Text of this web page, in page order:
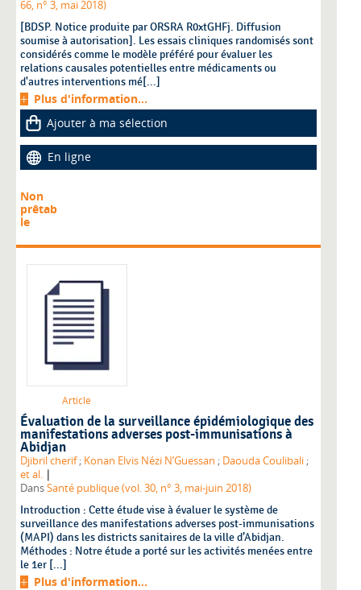
66, n° 3, mai 2018)
[BDSP. Notice produite par ORSRA R0xtGHFj. Diffusion
soumise à autorisation]. Les essais cliniques randomisés sont
considérés comme le modèle préféré pour évaluer les
relations causales potentielles entre médicaments ou
d'autres interventions mé[...]
Plus d'information...
Ajouter à ma sélection
En ligne
Non
prêtab
le
Article
Évaluation de la surveillance épidémiologique des
manifestations adverses post-immunisations à
Abidjan
Djibril cherif ; Konan Elvis Nézi N’Guessan ; Daouda Coulibali ;
et al. |
DansSanté publique (vol. 30, n° 3, mai-juin 2018)
Introduction : Cette étude vise à évaluer le système de
surveillance des manifestations adverses post-immunisations
(MAPI) dans les districts sanitaires de la ville d’Abidjan.
Méthodes : Notre étude a porté sur les activités menées entre
le 1er [...]
Plus d'information...